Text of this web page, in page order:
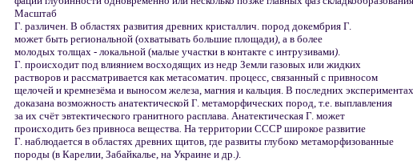
Масштаб
Г. различен. В областях развития древних кристаллич. пород докембрия Г.
может быть региональной (охватывать большие площади) , а в более
молодых толщах - локальной (малые участки в контакте с интрузивами)
Г. происходит под влиянием восходящих из недр Земли газовых или жидких
растворов и рассматривается как метасоматич. процесс, связанный с привносом
щелочей и кремнезёма и выносом железа, магния и кальция. В последних экспериментах
доказана возможность анатектической Г. метаморфических пород, т.е. выплавления
за их счёт эвтектического гранитного расплава. Анатектическая Г. может
происходить без привноса вещества На территории СССР широкое развитие
Г. наблюдается в областях древних щитов, где развиты глубоко метаморфизованные
породы (в Карелии, Забайкалье, на Украине и др. )